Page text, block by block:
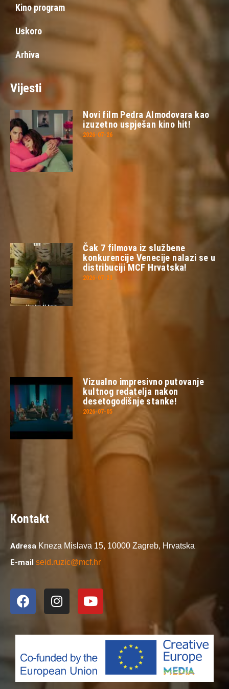
Kino program
Uskoro
Arhiva
Vijesti
Novi film Pedra Almodovara kao
izuzetno uspješan kino hit!
2026-07-26
Čak 7 filmova iz službene
konkurencije Venecije nalazi se u
distribuciji MCF Hrvatska!
2026-07-23
Vizualno impresivno putovanje
kultnog redatelja nakon
desetogodišnje stanke!
2026-07-05
Kontakt
Adresa Kneza Mislava 15, 10000 Zagreb, Hrvatska
E-mail seid.ruzic@mcf.hr